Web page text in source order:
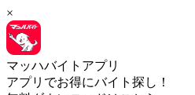
×
マッハバイトアプリ
アプリでお得にバイト探し！